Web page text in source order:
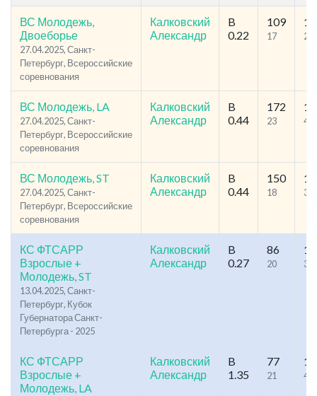
ВС Молодежь,
Двоеборье
27.04.2025, Санкт-
Петербург, Всероссийские
соревнования
Калковский
Александр
B
0.22
109
17 28
ВС Молодежь, LA
27.04.2025, Санкт-
Петербург, Всероссийские
соревнования
Калковский
Александр
B
0.44
172
23 41
ВС Молодежь, ST
27.04.2025, Санкт-
Петербург, Всероссийские
соревнования
Калковский
Александр
B
0.44
150
18 30
КС ФТСАРР
Взрослые +
Молодежь, ST
13.04.2025, Санкт-
Петербург, Кубок
Губернатора Санкт-
Петербурга - 2025
Калковский
Александр
B
0.27
86
20 38
КС ФТСАРР
Взрослые +
Молодежь, LA
Калковский
Александр
B
1.35
77
21 46